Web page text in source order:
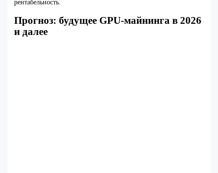
рентабельность.
Прогноз: будущее GPU-майнинга в 2026
и далее